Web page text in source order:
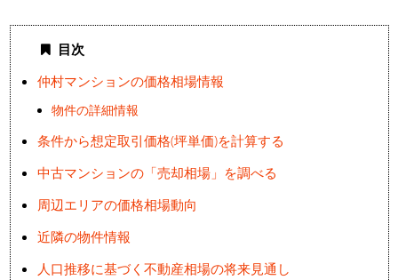
目次
仲村マンションの価格相場情報
物件の詳細情報
条件から想定取引価格(坪単価)を計算する
中古マンションの「売却相場」を調べる
周辺エリアの価格相場動向
近隣の物件情報
人口推移に基づく不動産相場の将来見通し